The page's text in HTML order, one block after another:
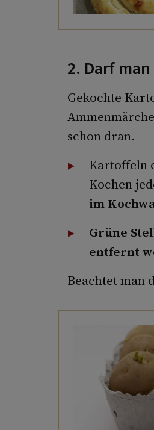
2. Darf
Gekochte
schon dran.
Kartoffeln
Kochen
im
Grüne
entfernt
Beachtet man